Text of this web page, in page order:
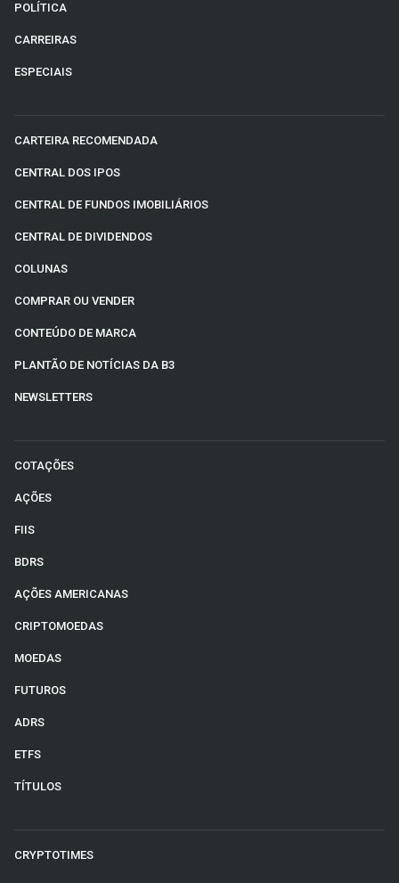
POLÍTICA
CARREIRAS
ESPECIAIS
CARTEIRA RECOMENDADA
CENTRAL DOS IPOS
CENTRAL DE FUNDOS IMOBILIÁRIOS
CENTRAL DE DIVIDENDOS
COLUNAS
COMPRAR OU VENDER
CONTEÚDO DE MARCA
PLANTÃO DE NOTÍCIAS DA B3
NEWSLETTERS
COTAÇÕES
AÇÕES
FIIS
BDRS
AÇÕES AMERICANAS
CRIPTOMOEDAS
MOEDAS
FUTUROS
ADRS
ETFS
TÍTULOS
CRYPTOTIMES